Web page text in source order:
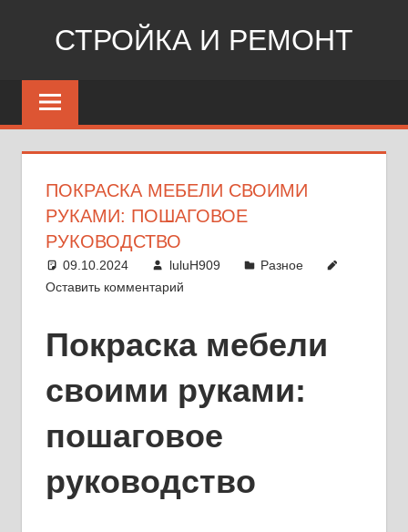
СТРОЙКА И РЕМОНТ
ПОКРАСКА МЕБЕЛИ СВОИМИ
РУКАМИ: ПОШАГОВОЕ
РУКОВОДСТВО
09.10.2024 luluH909
Разное
Оставить комментарий
Покраска мебели
своими руками:
пошаговое
руководство